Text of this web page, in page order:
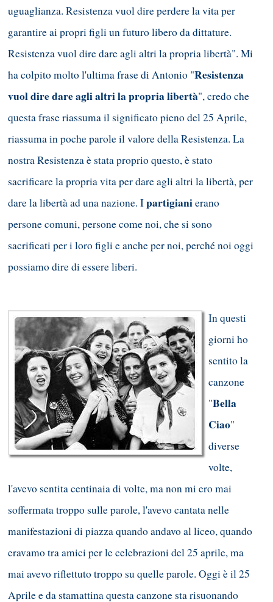
uguaglianza. Resistenza vuol dire perdere la vita per
garantire ai propri figli un futuro libero da dittature.
Resistenza vuol dire dare agli altri la propria libertà". Mi
ha colpito molto l'ultima frase di Antonio "Resistenza
vuol dire dare agli altri la propria libertà", credo che
questa frase riassuma il significato pieno del 25 Aprile,
riassuma in poche parole il valore della Resistenza. La
nostra Resistenza è stata proprio questo, è stato
sacrificare la propria vita per dare agli altri la libertà, per
dare la libertà ad una nazione. Ipartigianierano
persone comuni, persone come noi, che si sono
sacrificati per i loro figli e anche per noi, perché noi oggi
possiamo dire di essere liberi.
In questi
giorni ho
sentito la
canzone
"Bella
Ciao"
diverse
volte,
l'avevo sentita centinaia di volte, ma non mi ero mai
soffermata troppo sulle parole, l'avevo cantata nelle
manifestazioni di piazza quando andavo al liceo, quando
eravamo tra amici per le celebrazioni del 25 aprile, ma
mai avevo riflettuto troppo su quelle parole. Oggi è il 25
Aprile e da stamattina questa canzone sta risuonando